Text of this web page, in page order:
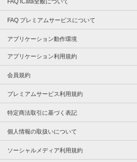
FAQ プレミアムサービスについて
アプリケーション動作環境
アプリケーション利用規約
会員規約
プレミアムサービス利用規約
特定商法取引に基づく表記
個人情報の取扱いについて
ソーシャルメディア利用規約